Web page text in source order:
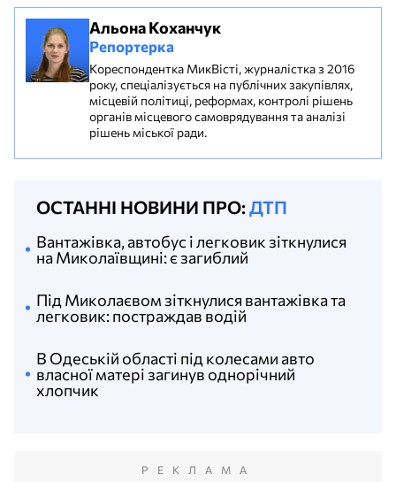
Альона Коханчук
Репортерка
Кореспондентка МикВісті, журналістка з 2016
року, спеціалізується на публічних закупівлях,
місцевій політиці, реформах, контролі рішень
органів місцевого самоврядування та аналізі
рішень міської ради.
ОСТАННІ НОВИНИ ПРО:ДТП
В Одеській області під колесами авто
власної матері загинув однорічний
хлопчик
Під Миколаєвом зіткнулися вантажівка та
легковик: постраждав водій
Вантажівка, автобус і легковик зіткнулися
на Миколаївщині: є загиблий
РЕКЛАМА